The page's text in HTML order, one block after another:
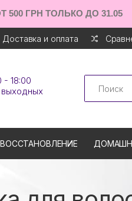
ГРН ТОЛЬКО ДО 31.05
Доставка и оплата
- 18:00
выходных
Search